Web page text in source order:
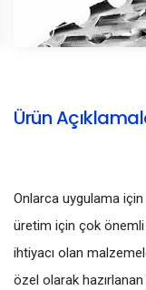
Ürün
Onlarca uygulama
üretim için çok önemli
ihtiyacı olan
özel olarak hazırlanan